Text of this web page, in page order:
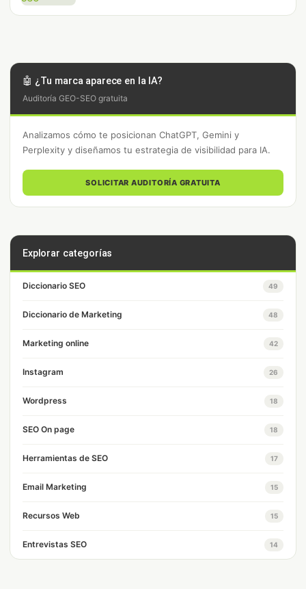
🤖 ¿Tu marca aparece en la IA?
Auditoría GEO-SEO gratuita
Analizamos cómo te posicionan ChatGPT, Gemini y
Perplexity y diseñamos tu estrategia de visibilidad para IA.
SOLICITAR AUDITORÍA GRATUITA
Explorar categorías
Diccionario SEO 49
Diccionario de Marketing 48
Marketing online 42
Instagram 26
Wordpress 18
SEO On page 18
Herramientas de SEO 17
Email Marketing 15
Recursos Web 15
Entrevistas SEO 14